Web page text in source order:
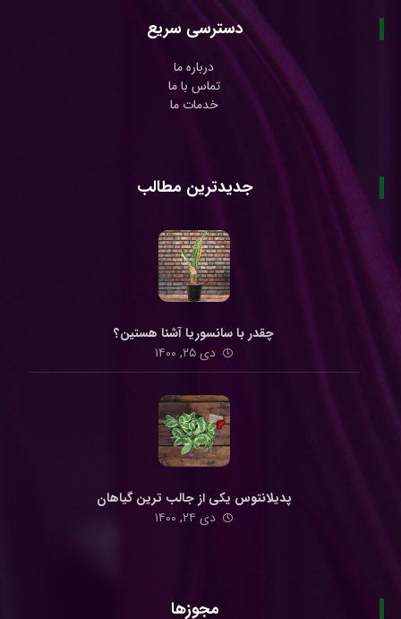
دسترسی سریع
درباره ما
تماس با ما
خدمات ما
جدیدترین مطالب
چقدر با سانسوریا آشنا هستین؟
دی ۲۵, ۱۴۰۰
پدیلانتوس یکی از جالب ترین گیاهان
دی ۲۴, ۱۴۰۰
مجوزها